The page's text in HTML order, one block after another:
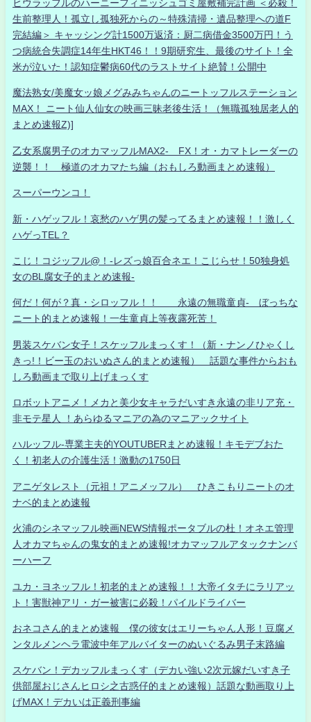
ヒウラッフルのハーニーフィニッシュゴミ屋敷補完計画 ＜必殺！
生前整理人！孤立し孤独死からの～特殊清掃・遺品整理への道F
完結編＞ キャッシング計1500万返済：厨二病借金3500万円！う
つ病統合失調症14年生HKT46！！9期研究生、最後のサイト！全
米が泣いた！認知症鬱病60代のラストサイト絶賛！公開中
魔法熟女/美魔女ッ娘メグみみちゃんのニートッフルステーション
MAX！ ニート仙人仙女の映画三昧老後生活！（無職孤独居老人的
まとめ速報Z)]
乙女系腐男子のオカマッフルMAX2- FX！オ・カマトレーダーの
逆襲！！ 極道のオカマたち編（おもしろ動画まとめ速報）
スーパーウンコ！
新・ハゲッフル！哀愁のハゲ男の髪ってるまとめ速報！！激しく
ハゲっTEL？
こじ！コジッフル@！-レズっ娘百合ネエ！こじらせ！50独身処
女のBL腐女子的まとめ速報-
何だ！何が？真・シロッフル！！ 永遠の無職童貞- ぼっちな
ニート的まとめ速報！一生童貞上等夜露死苦！
男装スケバン女子！スケッフルまっくす！（新・ナンノひゃくし
きっ!！ビー玉のおいぬさん的まとめ速報） 話題な事件からおも
しろ動画まで取り上げまっくす
ロボットアニメ！メカと美少女キャラだいすき永遠の非リア充・
非モテ星人 ！あらゆるマニアの為のマニアックサイト
ハルッフル-専業主夫的YOUTUBERまとめ速報！キモデブおた
く！初老人の介護生活！激動の1750日
アニゲタレスト（元祖！アニメッフル） ひきこもりニートのオ
ナベ的まとめ速報
火浦のシネマッフル映画NEWS情報ポータブルの杜！オネエ管理
人オカマちゃんの鬼女的まとめ速報!オカマッフルアタックナンバ
ーハーフ
ユカ・ヨネッフル！初老的まとめ速報！！大帝イタチにラリアッ
ト！害獣神アリ・ガー被害に必殺！パイルドライバー
おネコさん的まとめ速報 僕の彼女はエリーちゃん人形！豆腐メ
ンタルメンヘラ電波中年アルバイターのぬいぐるみ男子末路編
スケバン！デカッフルまっくす（デカい強い2次元嫁だいすき子
供部屋おじさんヒロシ之古惑仔的まとめ速報）話題な動画取り上
げMAX！デカいは正義刑事編